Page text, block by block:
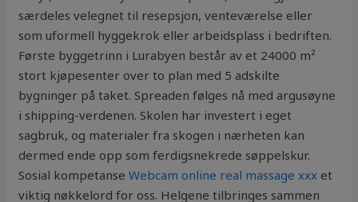
særdeles velegnet til resepsjon, venteværelse eller
som uformell hyggekrok eller arbeidsplass i bedriften.
Første byggetrinn i Lurabyen består av et 24000 m²
stort kjøpesenter over to plan med 5 adskilte
bygninger på taket. Spreaden følges nå med argusøyne
i shipping-verdenen. Skolen har investert i eget
sagbruk, og materialer fra skogen i nærheten kan
dermed ende opp som ferdigsnekrede søppelskur.
Sosial kompetanseWebcam online real massage xxx et
viktig nøkkelord for oss. Helgene tilbringes sammen